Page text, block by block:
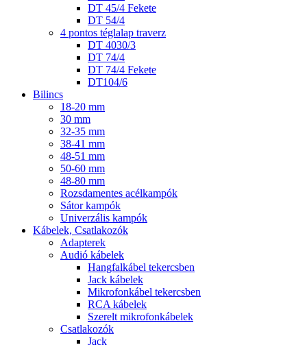
DT 45/4 Fekete
DT 54/4
4 pontos téglalap traverz
DT 4030/3
DT 74/4
DT 74/4 Fekete
DT104/6
Bilincs
18-20 mm
30 mm
32-35 mm
38-41 mm
48-51 mm
50-60 mm
48-80 mm
Rozsdamentes acélkampók
Sátor kampók
Univerzális kampók
Kábelek, Csatlakozók
Adapterek
Audió kábelek
Hangfalkábel tekercsben
Jack kábelek
Mikrofonkábel tekercsben
RCA kábelek
Szerelt mikrofonkábelek
Csatlakozók
Jack